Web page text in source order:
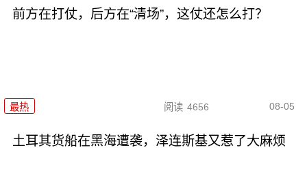
前方在打仗，后方在“清场”，这仗还怎么打？
最热 阅读 4656 08-05
土耳其货船在黑海遭袭，泽连斯基又惹了大麻烦